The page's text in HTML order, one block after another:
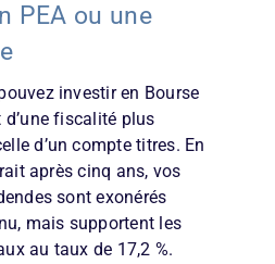
PEA ou une
investir en Bourse
fiscalité plus
d’un compte titres. En
après cinq ans, vos
sont exonérés
mais supportent les
au taux de 17,2 %.